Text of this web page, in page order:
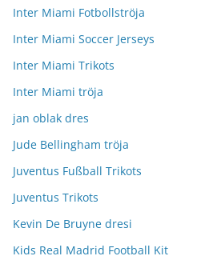
Inter Miami Fotbollströja
Inter Miami Soccer Jerseys
Inter Miami Trikots
Inter Miami tröja
jan oblak dres
Jude Bellingham tröja
Juventus Fußball Trikots
Juventus Trikots
Kevin De Bruyne dresi
Kids Real Madrid Football Kit